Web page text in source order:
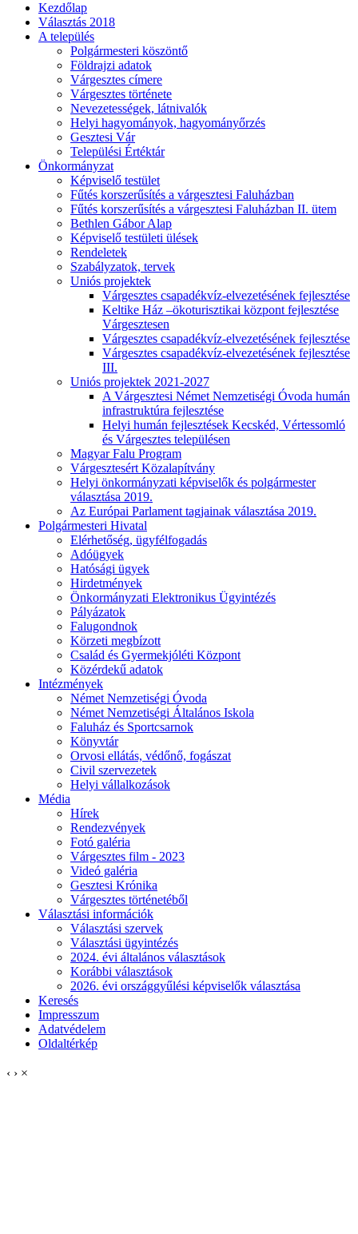
Kezdőlap
Választás 2018
A település
Polgármesteri köszöntő
Földrajzi adatok
Várgesztes címere
Várgesztes története
Nevezetességek, látnivalók
Helyi hagyományok, hagyományőrzés
Gesztesi Vár
Települési Értéktár
Önkormányzat
Képviselő testület
Fűtés korszerűsítés a várgesztesi Faluházban
Fűtés korszerűsítés a várgesztesi Faluházban II. ütem
Bethlen Gábor Alap
Képviselő testületi ülések
Rendeletek
Szabályzatok, tervek
Uniós projektek
Várgesztes csapadékvíz-elvezetésének fejlesztése
Keltike Ház –ökoturisztikai központ fejlesztése
Várgesztesen
Várgesztes csapadékvíz-elvezetésének fejlesztése
Várgesztes csapadékvíz-elvezetésének fejlesztése
III.
Uniós projektek 2021-2027
A Várgesztesi Német Nemzetiségi Óvoda humán
infrastruktúra fejlesztése
Helyi humán fejlesztések Kecskéd, Vértessomló
és Várgesztes településen
Magyar Falu Program
Várgesztesért Közalapítvány
Helyi önkormányzati képviselők és polgármester
választása 2019.
Az Európai Parlament tagjainak választása 2019.
Polgármesteri Hivatal
Elérhetőség, ügyfélfogadás
Adóügyek
Hatósági ügyek
Hirdetmények
Önkormányzati Elektronikus Ügyintézés
Pályázatok
Falugondnok
Körzeti megbízott
Család és Gyermekjóléti Központ
Közérdekű adatok
Intézmények
Német Nemzetiségi Óvoda
Német Nemzetiségi Általános Iskola
Faluház és Sportcsarnok
Könyvtár
Orvosi ellátás, védőnő, fogászat
Civil szervezetek
Helyi vállalkozások
Média
Hírek
Rendezvények
Fotó galéria
Várgesztes film - 2023
Videó galéria
Gesztesi Krónika
Várgesztes történetéből
Választási információk
Választási szervek
Választási ügyintézés
2024. évi általános választások
Korábbi választások
2026. évi országgyűlési képviselők választása
Keresés
Impresszum
Adatvédelem
Oldaltérkép
‹ › ×